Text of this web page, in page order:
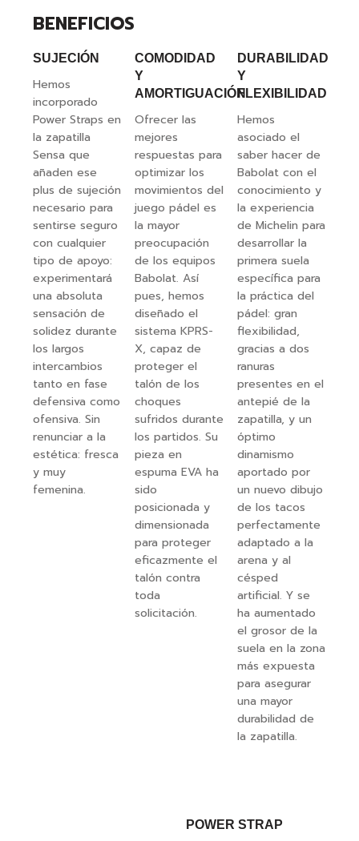
BENEFICIOS
SUJECIÓN
Hemos
incorporado
Power Straps en
la zapatilla
Sensa que
añaden ese
plus de sujeción
necesario para
sentirse seguro
con cualquier
tipo de apoyo:
experimentará
una absoluta
sensación de
solidez durante
los largos
intercambios
tanto en fase
defensiva como
ofensiva. Sin
renunciar a la
estética: fresca
y muy
femenina.
COMODIDAD
Y
AMORTIGUACIÓN
Ofrecer las
mejores
respuestas para
optimizar los
movimientos del
juego pádel es
la mayor
preocupación
de los equipos
Babolat. Así
pues, hemos
diseñado el
sistema KPRS-
X, capaz de
proteger el
talón de los
choques
sufridos durante
los partidos. Su
pieza en
espuma EVA ha
sido
posicionada y
dimensionada
para proteger
eficazmente el
talón contra
toda
solicitación.
DURABILIDAD
Y
FLEXIBILIDAD
Hemos
asociado el
saber hacer de
Babolat con el
conocimiento y
la experiencia
de Michelin para
desarrollar la
primera suela
específica para
la práctica del
pádel: gran
flexibilidad,
gracias a dos
ranuras
presentes en el
antepié de la
zapatilla, y un
óptimo
dinamismo
aportado por
un nuevo dibujo
de los tacos
perfectamente
adaptado a la
arena y al
césped
artificial. Y se
ha aumentado
el grosor de la
suela en la zona
más expuesta
para asegurar
una mayor
durabilidad de
la zapatilla.
POWER STRAP